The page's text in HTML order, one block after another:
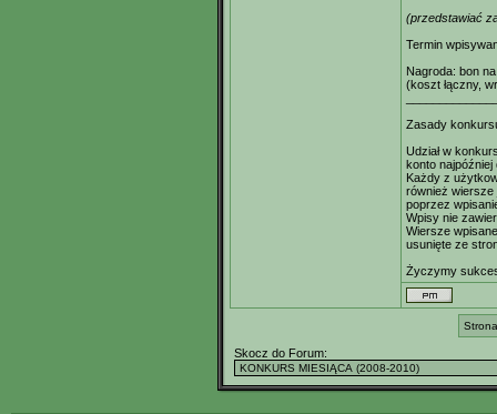
(przedstawiać
Termin
Nagroda: bon
(koszt łączny,
Zasady
Udział w
konto najpóźniej
Każdy z
również wiersze
poprzez
Wpisy nie
Wiersze
usunięte ze
Życzymy
Skocz do Forum: